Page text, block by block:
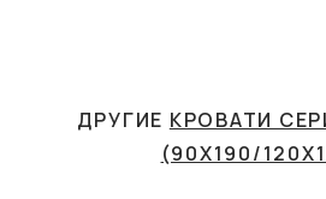
ДРУГИЕ КРОВАТИ
(90Х190/